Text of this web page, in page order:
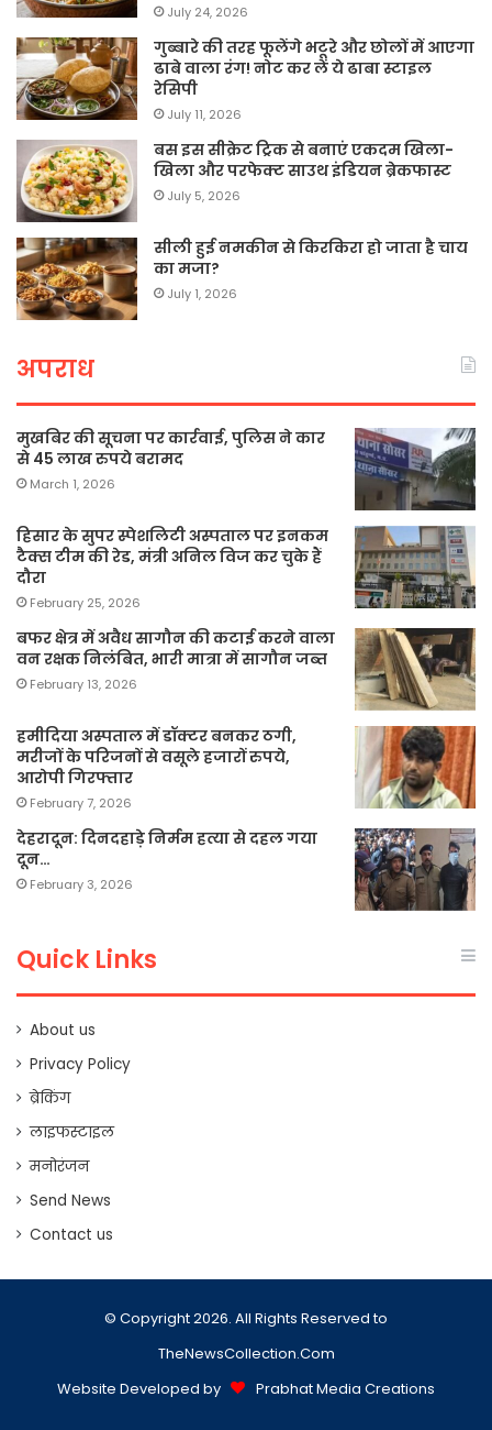
July 24, 2026
गुब्बारे की तरह फूलेंगे भटूरे और छोलों में आएगा
ढाबे वाला रंग! नोट कर लें ये ढाबा स्टाइल
रेसिपी
July 11, 2026
बस इस सीक्रेट ट्रिक से बनाएं एकदम खिला-
खिला और परफेक्ट साउथ इंडियन ब्रेकफास्ट
July 5, 2026
सीली हुई नमकीन से किरकिरा हो जाता है चाय
का मजा?
July 1, 2026
अपराध
मुखबिर की सूचना पर कार्रवाई, पुलिस ने कार
से 45 लाख रुपये बरामद
March 1, 2026
हिसार के सुपर स्पेशलिटी अस्पताल पर इनकम
टैक्स टीम की रेड, मंत्री अनिल विज कर चुके हैं
दौरा
February 25, 2026
बफर क्षेत्र में अवैध सागौन की कटाई करने वाला
वन रक्षक निलंबित, भारी मात्रा में सागौन जब्त
February 13, 2026
हमीदिया अस्पताल में डॉक्टर बनकर ठगी,
मरीजों के परिजनों से वसूले हजारों रुपये,
आरोपी गिरफ्तार
February 7, 2026
देहरादून: दिनदहाड़े निर्मम हत्या से दहल गया
दून…
February 3, 2026
Quick Links
About us
Privacy Policy
ब्रेकिंग
लाइफस्टाइल
मनोरंजन
Send News
Contact us
© Copyright 2026. All Rights Reserved to
TheNewsCollection.Com
Website Developed by
Prabhat Media Creations